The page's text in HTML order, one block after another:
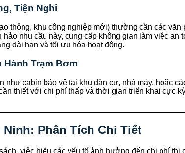
Tiện Nghi
thông, khu công nghiệp mới) thường cần các
nhu cầu này, cung cấp không gian làm việc an
dài hạn và tối ưu hóa hoạt động.
Hành Trạm Bơm
cabin bảo vệ tại khu dân cư, nhà máy, hoặc
thiết với chi phí thấp và thời gian triển khai cực
Ninh: Phân Tích Chi Tiết
việc hiểu các yếu tố ảnh hưởng đến chi phí thi